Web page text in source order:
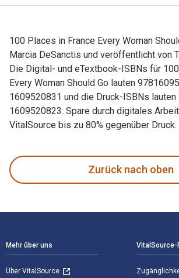
100 Places in France Every Woman
Marcia DeSanctis und veröffentlicht von
Die Digital- und eTextbook-ISBNs für
Every Woman Should Go lauten
1609520831 und die Druck-ISBNs
1609520823. Spare durch digitales
VitalSource bis zu 80% gegenüber Druck.
Zurück nach oben
Mehr über uns
Über VitalSource